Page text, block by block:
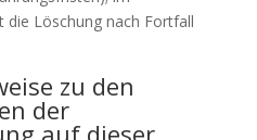
Löschung nach Fortfall
zu den
der
auf dieser